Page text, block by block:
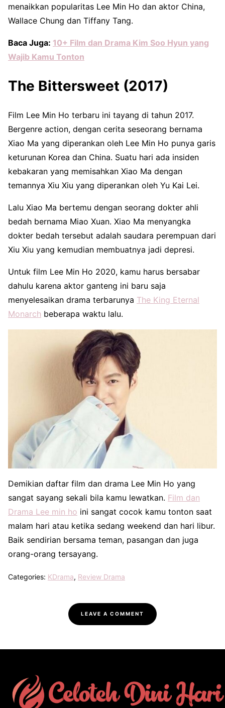
menaikkan popularitas Lee Min Ho dan aktor China,
Wallace Chung dan Tiffany Tang.
Baca Juga: 10+ Film dan Drama Kim Soo Hyun yang
Wajib Kamu Tonton
The Bittersweet (2017)
Film Lee Min Ho terbaru ini tayang di tahun 2017.
Bergenre action, dengan cerita seseorang bernama
Xiao Ma yang diperankan oleh Lee Min Ho punya garis
keturunan Korea dan China. Suatu hari ada insiden
kebakaran yang memisahkan Xiao Ma dengan
temannya Xiu Xiu yang diperankan oleh Yu Kai Lei.
Lalu Xiao Ma bertemu dengan seorang dokter ahli
bedah bernama Miao Xuan. Xiao Ma menyangka
dokter bedah tersebut adalah saudara perempuan dari
Xiu Xiu yang kemudian membuatnya jadi depresi.
Untuk film Lee Min Ho 2020, kamu harus bersabar
dahulu karena aktor ganteng ini baru saja
menyelesaikan drama terbarunya The King Eternal
Monarch beberapa waktu lalu.
Demikian daftar film dan drama Lee Min Ho yang
sangat sayang sekali bila kamu lewatkan. Film dan
Drama Lee min ho ini sangat cocok kamu tonton saat
malam hari atau ketika sedang weekend dan hari libur.
Baik sendirian bersama teman, pasangan dan juga
orang-orang tersayang.
Categories: KDrama, Review Drama
LEAVE A COMMENT